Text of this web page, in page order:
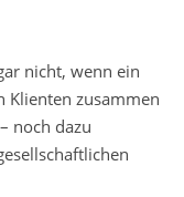
nicht, wenn ein
Klienten zusammen
noch dazu